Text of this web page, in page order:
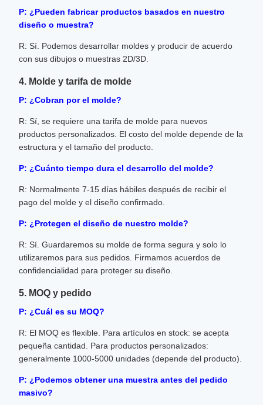
P: ¿Pueden fabricar productos basados en nuestro
diseño o muestra?
R: Sí. Podemos desarrollar moldes y producir de acuerdo
con sus dibujos o muestras 2D/3D.
4. Molde y tarifa de molde
P: ¿Cobran por el molde?
R: Sí, se requiere una tarifa de molde para nuevos
productos personalizados. El costo del molde depende de la
estructura y el tamaño del producto.
P: ¿Cuánto tiempo dura el desarrollo del molde?
R: Normalmente 7-15 días hábiles después de recibir el
pago del molde y el diseño confirmado.
P: ¿Protegen el diseño de nuestro molde?
R: Sí. Guardaremos su molde de forma segura y solo lo
utilizaremos para sus pedidos. Firmamos acuerdos de
confidencialidad para proteger su diseño.
5. MOQ y pedido
P: ¿Cuál es su MOQ?
R: El MOQ es flexible. Para artículos en stock: se acepta
pequeña cantidad. Para productos personalizados:
generalmente 1000-5000 unidades (depende del producto).
P: ¿Podemos obtener una muestra antes del pedido
masivo?